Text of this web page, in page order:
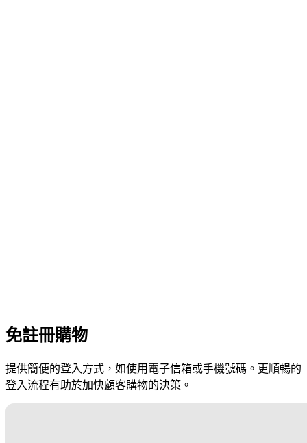
免註冊購物
提供簡便的登入方式，如使用電子信箱或手機號碼。更順暢的
登入流程有助於加快顧客購物的決策。